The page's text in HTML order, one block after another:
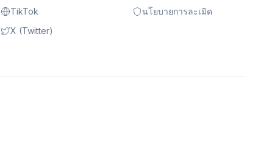
TikTok
X (Twitter)
นโยบายการละเมิด